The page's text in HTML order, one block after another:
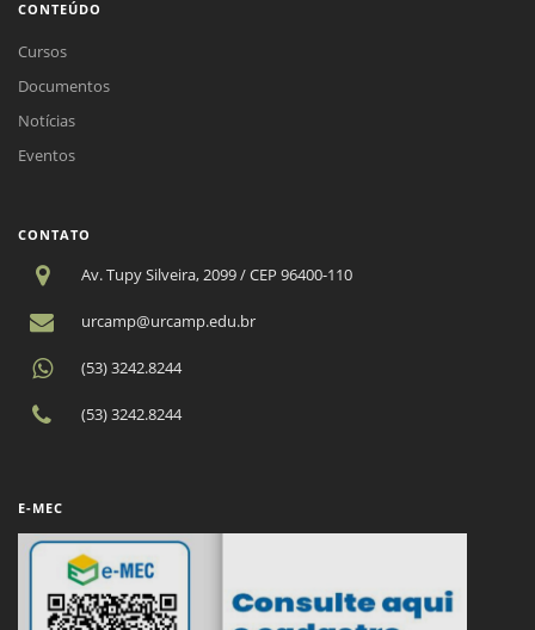
CONTEÚDO
Cursos
Documentos
Notícias
Eventos
CONTATO
Av. Tupy Silveira, 2099 / CEP 96400-110
urcamp@urcamp.edu.br
(53) 3242.8244
(53) 3242.8244
E-MEC